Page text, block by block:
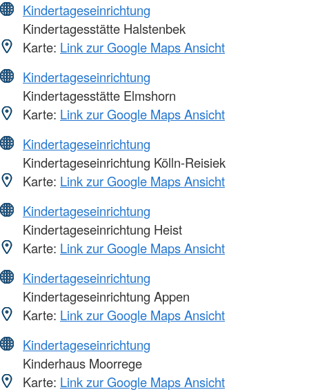
Kindertageseinrichtung
Kindertagesstätte Halstenbek
Karte: Link zur Google Maps Ansicht
Kindertageseinrichtung
Kindertagesstätte Elmshorn
Karte: Link zur Google Maps Ansicht
Kindertageseinrichtung
Kindertageseinrichtung Kölln-Reisiek
Karte: Link zur Google Maps Ansicht
Kindertageseinrichtung
Kindertageseinrichtung Heist
Karte: Link zur Google Maps Ansicht
Kindertageseinrichtung
Kindertageseinrichtung Appen
Karte: Link zur Google Maps Ansicht
Kindertageseinrichtung
Kinderhaus Moorrege
Karte: Link zur Google Maps Ansicht